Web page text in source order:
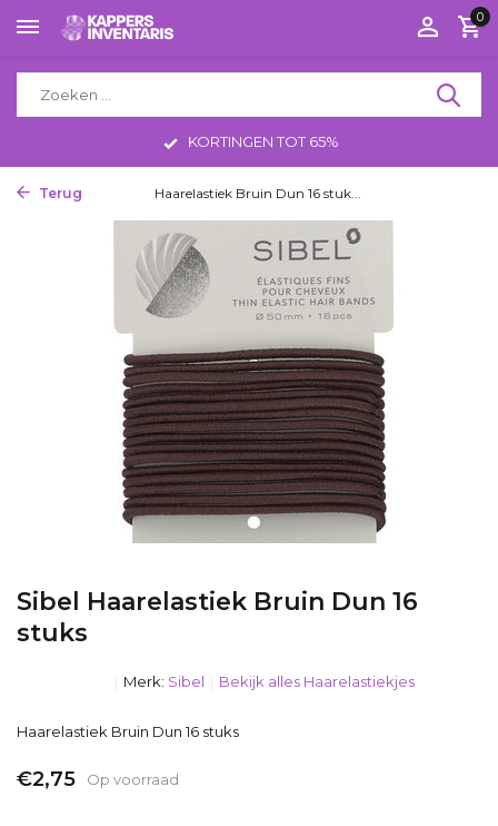
0
KORTINGEN TOT 65%
Terug Haarelastiek Bruin Dun 16 stuk...
Sibel Haarelastiek Bruin Dun 16
stuks
Merk: Sibel Bekijk alles Haarelastiekjes
Haarelastiek Bruin Dun 16 stuks
€2,75 Op voorraad